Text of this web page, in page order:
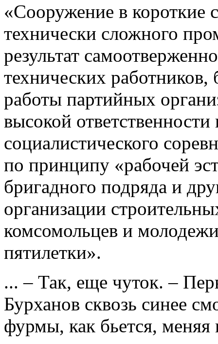
«Сооружение в короткие
технически сложного
результат
технических
работы партийных
высокой ответственности
социалистического
по принципу «рабочей
бригадного подряда и
организации
комсомольцев и
пятилетки».
... – Так, еще чуток. –
Бурханов сквозь синее
фурмы, как бьется,